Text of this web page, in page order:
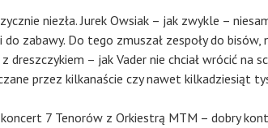
niezła. Jurek Owsiak – jak zwykle –
do zabawy. Do tego zmuszał zespoły do
dreszczykiem – jak Vader nie chciał wrócić na
przez kilkanaście czy nawet kilkadziesiąt
koncert 7 Tenorów z Orkiestrą MTM – dobry